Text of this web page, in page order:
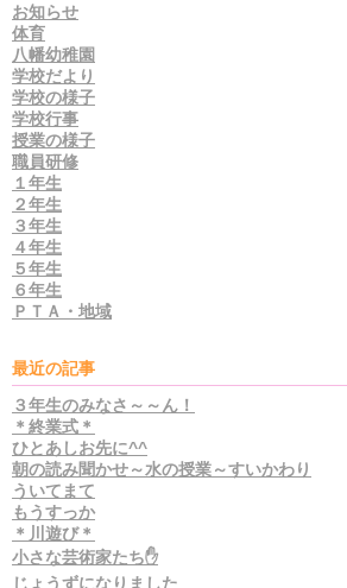
お知らせ
体育
八幡幼稚園
学校だより
学校の様子
学校行事
授業の様子
職員研修
１年生
２年生
３年生
４年生
５年生
６年生
ＰＴＡ・地域
最近の記事
３年生のみなさ～～ん！
＊終業式＊
ひとあしお先に^^
朝の読み聞かせ～水の授業～すいかわり
ういてまて
もうすっか
＊川遊び＊
小さな芸術家たち✋
じょうずになりました